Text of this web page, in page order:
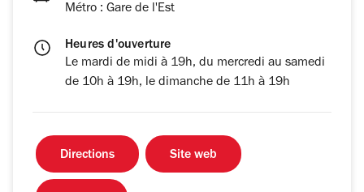
Métro : Gare de l'Est
Heures d'ouverture
Le mardi de midi à 19h, du mercredi au samedi
de 10h à 19h, le dimanche de 11h à 19h
Directions Site web